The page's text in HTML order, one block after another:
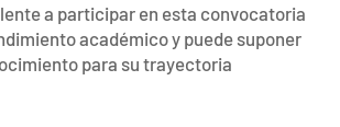
a participar en esta convocatoria
académico y puede suponer
para su trayectoria